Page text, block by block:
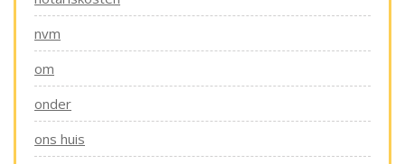
nvm
om
onder
ons huis